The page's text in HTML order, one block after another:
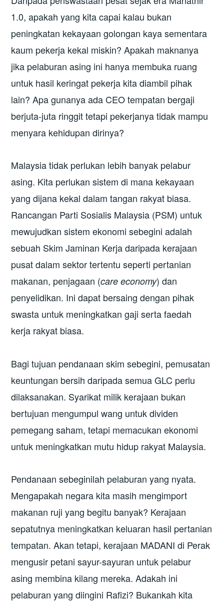
1.0, apakah yang kita capai kalau bukan
peningkatan kekayaan golongan kaya sementara
kaum pekerja kekal miskin? Apakah maknanya
jika pelaburan asing ini hanya membuka ruang
untuk hasil keringat pekerja kita diambil pihak
lain? Apa gunanya ada CEO tempatan bergaji
berjuta-juta ringgit tetapi pekerjanya tidak mampu
menyara kehidupan dirinya?
Malaysia tidak perlukan lebih banyak pelabur
asing. Kita perlukan sistem di mana kekayaan
yang dijana kekal dalam tangan rakyat biasa.
Rancangan Parti Sosialis Malaysia (PSM) untuk
mewujudkan sistem ekonomi sebegini adalah
sebuah Skim Jaminan Kerja daripada kerajaan
pusat dalam sektor tertentu seperti pertanian
makanan, penjagaan (care economy) dan
penyelidikan. Ini dapat bersaing dengan pihak
swasta untuk meningkatkan gaji serta faedah
kerja rakyat biasa.
Bagi tujuan pendanaan skim sebegini, pemusatan
keuntungan bersih daripada semua GLC perlu
dilaksanakan. Syarikat milik kerajaan bukan
bertujuan mengumpul wang untuk dividen
pemegang saham, tetapi memacukan ekonomi
untuk meningkatkan mutu hidup rakyat Malaysia.
Pendanaan sebeginilah pelaburan yang nyata.
Mengapakah negara kita masih mengimport
makanan ruji yang begitu banyak? Kerajaan
sepatutnya meningkatkan keluaran hasil pertanian
tempatan. Akan tetapi, kerajaan MADANI di Perak
mengusir petani sayur-sayuran untuk pelabur
asing membina kilang mereka. Adakah ini
pelaburan yang diingini Rafizi? Bukankah kita